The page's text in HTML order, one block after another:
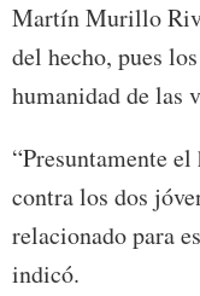
Martín Murillo
del hecho, pues
humanidad de las
“Presuntamente
contra los dos
relacionado para
indicó.